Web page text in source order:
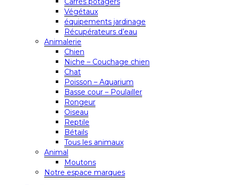
Végétaux
équipements jardinage
Récupérateurs d’eau
Animalerie
Chien
Niche – Couchage chien
Chat
Poisson – Aquarium
Basse cour – Poulailler
Rongeur
Oiseau
Reptile
Bétails
Tous les animaux
Animal
Moutons
Notre espace marques